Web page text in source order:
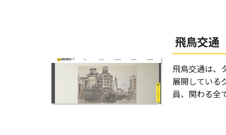
飛鳥交通
飛鳥交通は、
展開している
員、関わる全